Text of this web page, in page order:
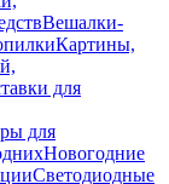
Вешалки-
Картины,
для
для
Новогодние
Светодиодные